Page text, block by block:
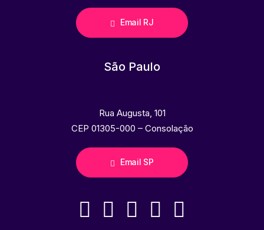
Email RJ
São Paulo
Rua Augusta, 101
CEP 01305-000 – Consolação
Email SP